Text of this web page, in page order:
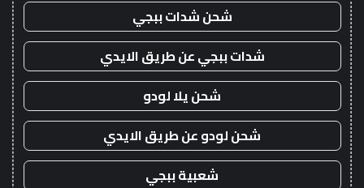
شحن شدات ببجي
شدات ببجي عن طريق الايدي
شحن يلا لودو
شحن لودو عن طريق الايدي
شعبية ببجي